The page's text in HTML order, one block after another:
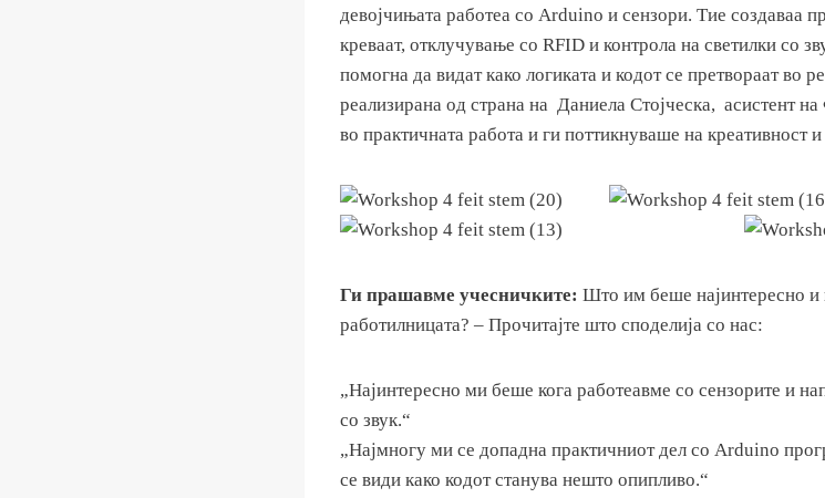
девојчињата работеа со Arduino и сензори. Тие создаваа
креваат, отклучување со RFID и контрола на светилки со
помогна да видат како логиката и кодот се претвораат во
реализирана од страна на Даниела Стојческа, асистент
во практичната работа и ги поттикнуваше на креативност
Ги прашавме учесничките: Што им беше најинтересно и
работилницата? – Прочитајте што споделија со нас:
„Најинтересно ми беше кога работеавме со сензорите и
со звук.“
„Најмногу ми се допадна практичниот дел со Arduino
се види како кодот станува нешто опипливо.“